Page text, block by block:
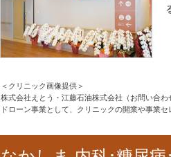
＜クリニック画像提供＞
株式会社えとう・江藤石油株式会社（お問い合わ
ドローン事業として、クリニックの開業や事業